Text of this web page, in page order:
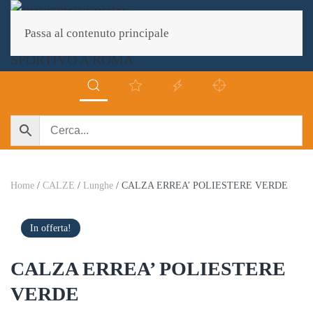
Passa al contenuto principale
Home / CALZE / Lunghe / CALZA ERREA’ POLIESTERE VERDE
In offerta!
CALZA ERREA’ POLIESTERE
VERDE